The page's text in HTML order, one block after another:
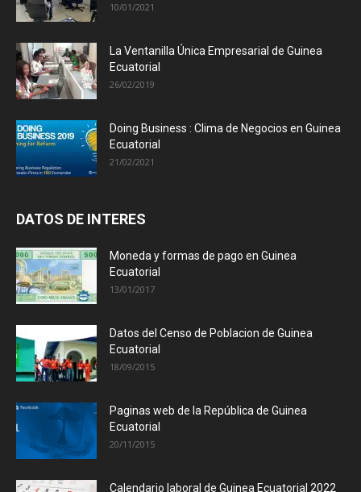
10/01/2021
La Ventanilla Única Empresarial de Guinea
Ecuatorial
26/02/2019
Doing Business : Clima de Negocios en Guinea
Ecuatorial
21/02/2021
DATOS DE INTERES
Moneda y formas de pago en Guinea
Ecuatorial
13/01/2017
Datos del Censo de Poblacion de Guinea
Ecuatorial
18/09/2015
Paginas web de la República de Guinea
Ecuatorial
20/11/2015
Calendario laboral de Guinea Ecuatorial 2022